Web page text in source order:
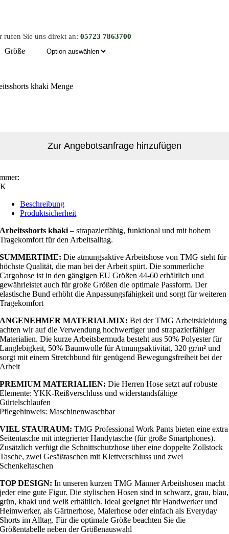
rufen Sie uns direkt an: 05723 7863700
Größe
khaki Menge
Zur Angebotsanfrage hinzufügen
Beschreibung
Produktsicherheit
Arbeitsshorts khaki – strapazierfähig, funktional und mit hohem
Tragekomfort für den Arbeitsalltag.
SUMMERTIME: Die atmungsaktive Arbeitshose von TMG steht für
höchste Qualität, die man bei der Arbeit spürt. Die sommerliche
Cargohose ist in den gängigen EU Größen 44-60 erhältlich und
gewährleistet auch für große Größen die optimale Passform. Der
elastische Bund erhöht die Anpassungsfähigkeit und sorgt für weiteren
Tragekomfort
ANGENEHMER MATERIALMIX: Bei der TMG Arbeitskleidung
achten wir auf die Verwendung hochwertiger und strapazierfähiger
Materialien. Die kurze Arbeitsbermuda besteht aus 50% Polyester für
Langlebigkeit, 50% Baumwolle für Atmungsaktivität, 320 gr/m² und
sorgt mit einem Stretchbund für genügend Bewegungsfreiheit bei der
Arbeit
PREMIUM MATERIALIEN: Die Herren Hose setzt auf robuste
Elemente: YKK-Reißverschluss und widerstandsfähige
Gürtelschlaufen
Pflegehinweis: Maschinenwaschbar
VIEL STAURAUM: TMG Professional Work Pants bieten eine extra
Seitentasche mit integrierter Handytasche (für große Smartphones).
Zusätzlich verfügt die Schnittschutzhose über eine doppelte Zollstock
Tasche, zwei Gesäßtaschen mit Klettverschluss und zwei
Schenkeltaschen
TOP DESIGN: In unseren kurzen TMG Männer Arbeitshosen macht
jeder eine gute Figur. Die stylischen Hosen sind in schwarz, grau, blau,
grün, khaki und weiß erhältlich. Ideal geeignet für Handwerker und
Heimwerker, als Gärtnerhose, Malerhose oder einfach als Everyday
Shorts im Alltag. Für die optimale Größe beachten Sie die
Größentabelle neben der Größenauswahl